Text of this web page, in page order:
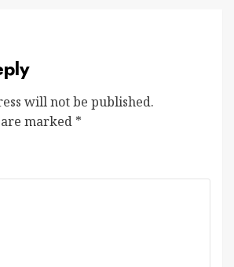
will not be published.
marked *